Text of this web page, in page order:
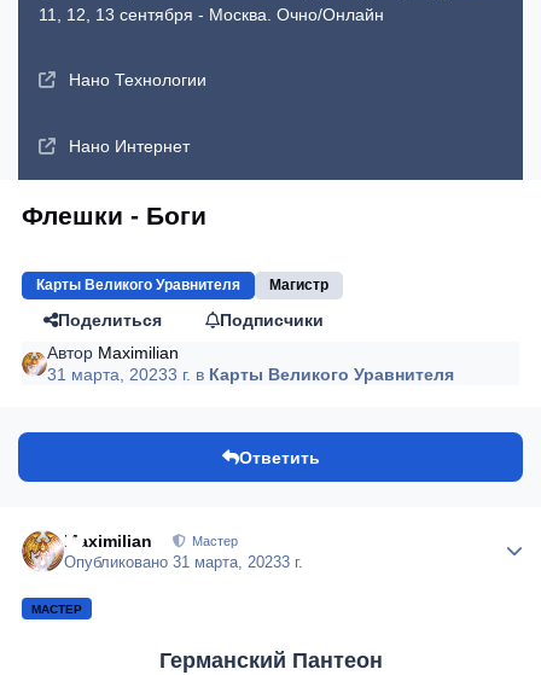
11, 12, 13 сентября - Москва. Очно/Онлайн
Нано Технологии
Нано Интернет
Флешки - Боги
Карты Великого Уравнителя Магистр
Поделиться
Подписчики
Автор Maximilian
31 марта, 20233 г. в Карты Великого Уравнителя
Ответить
Maximilian Мастер
Опубликовано31 марта, 20233 г.
МАСТЕР
Германский Пантеон